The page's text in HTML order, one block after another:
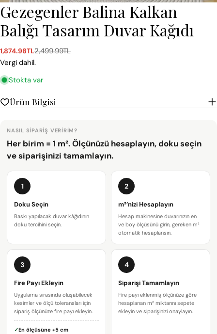
Gezegenler Balina Kalkan
Balığı Tasarım Duvar Kağıdı
Satış
ücreti
1,874.98TL
Normal
fiyat
2,499.99TL
Vergi dahil.
Stokta var
Ürün Bilgisi
NASIL SIPARIŞ VERIRIM?
Her birim = 1 m². Ölçünüzü hesaplayın, doku seçin
ve siparişinizi tamamlayın.
1
Doku Seçin
Baskı yapılacak duvar kâğıdının
doku tercihini seçin.
2
m²’nizi Hesaplayın
Hesap makinesine duvarınızın en
ve boy ölçüsünü girin, gereken m²
otomatik hesaplansın.
3
Fire Payı Ekleyin
Uygulama sırasında oluşabilecek
kesimler ve ölçü toleransları için
sipariş ölçünüze fire payı ekleyin.
✓En ölçüsüne +5 cm
4
Siparişi Tamamlayın
Fire payı eklenmiş ölçünüze göre
hesaplanan m² miktarını sepete
ekleyin ve siparişinizi onaylayın.
Bu ürünü paylaş
Bir soru sor
posta
adresiniz
Telefonunuz